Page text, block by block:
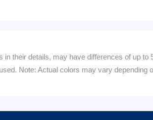
their details, may have differences of up to
Note: Actual colors may vary depending